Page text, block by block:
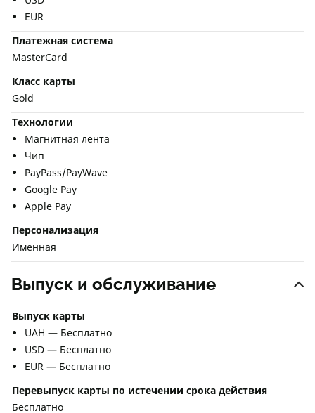
EUR
Платежная система
MasterCard
Класс карты
Gold
Технологии
Магнитная лента
Чип
PayPass/PayWave
Google Pay
Apple Pay
Персонализация
Именная
Выпуск и обслуживание
Выпуск карты
UAH — Бесплатно
USD — Бесплатно
EUR — Бесплатно
Перевыпуск карты по истечении срока действия
Бесплатно